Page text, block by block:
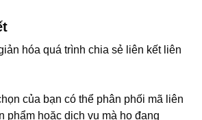
hóa quá trình chia sẻ liên kết liên
của bạn có thể phân phối mã liên
phẩm hoặc dịch vụ mà họ đang